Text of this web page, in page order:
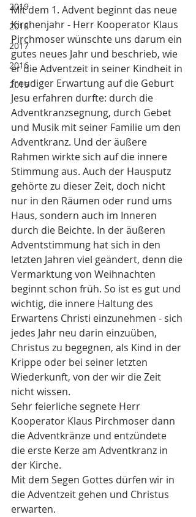
2019
2018
2017
2016
2015
Mit dem 1. Advent beginnt das neue
Kirchenjahr - Herr Kooperator Klaus
Pirchmoser wünschte uns darum ein
gutes neues Jahr und beschrieb, wie
er die Adventzeit in seiner Kindheit in
freudiger Erwartung auf die Geburt
Jesu erfahren durfte: durch die
Adventkranzsegnung, durch Gebet
und Musik mit seiner Familie um den
Adventkranz. Und der äußere
Rahmen wirkte sich auf die innere
Stimmung aus. Auch der Hausputz
gehörte zu dieser Zeit, doch nicht
nur in den Räumen oder rund ums
Haus, sondern auch im Inneren
durch die Beichte. In der äußeren
Adventstimmung hat sich in den
letzten Jahren viel geändert, denn die
Vermarktung von Weihnachten
beginnt schon früh. So ist es gut und
wichtig, die innere Haltung des
Erwartens Christi einzunehmen - sich
jedes Jahr neu darin einzuüben,
Christus zu begegnen, als Kind in der
Krippe oder bei seiner letzten
Wiederkunft, von der wir die Zeit
nicht wissen.
Sehr feierliche segnete Herr
Kooperator Klaus Pirchmoser dann
die Adventkränze und entzündete
die erste Kerze am Adventkranz in
der Kirche.
Mit dem Segen Gottes dürfen wir in
die Adventzeit gehen und Christus
erwarten.